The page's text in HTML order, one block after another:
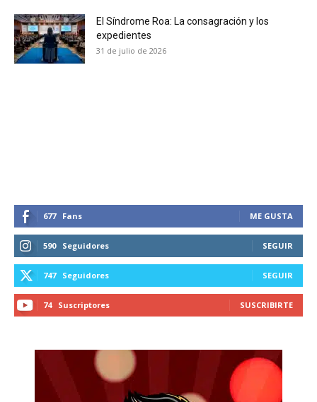
El Síndrome Roa: La consagración y los
expedientes
31 de julio de 2026
677 Fans ME GUSTA
590 Seguidores SEGUIR
747 Seguidores SEGUIR
74 Suscriptores SUSCRIBIRTE